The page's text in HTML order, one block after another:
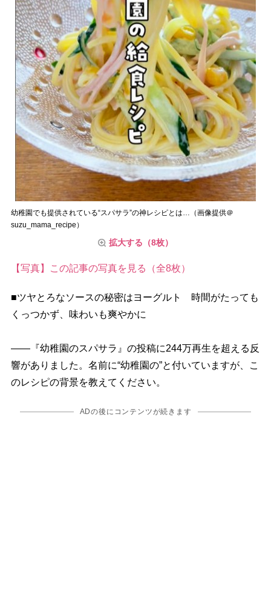
幼稚園でも提供されている“スパサラ”の神レシピとは…（画像提供＠
suzu_mama_recipe）
拡大する（8枚）
【写真】この記事の写真を見る（全8枚）
■ツヤとろなソースの秘密はヨーグルト 時間がたっても
くっつかず、味わいも爽やかに
――『幼稚園のスパサラ』の投稿に244万再生を超える反
響がありました。名前に“幼稚園の”と付いていますが、こ
のレシピの背景を教えてください。
ADの後にコンテンツが続きます